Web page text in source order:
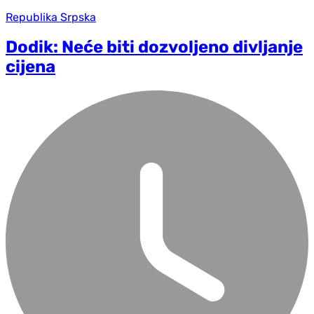
Republika Srpska
Dodik: Neće biti dozvoljeno divljanje
cijena